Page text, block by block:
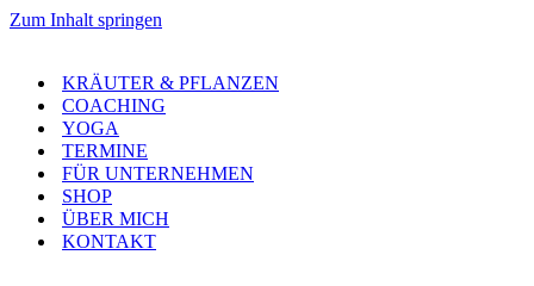
Zum Inhalt springen
KRÄUTER & PFLANZEN
COACHING
YOGA
TERMINE
FÜR UNTERNEHMEN
SHOP
ÜBER MICH
KONTAKT